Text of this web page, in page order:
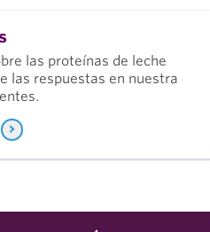
las proteínas de leche
las respuestas en nuestra